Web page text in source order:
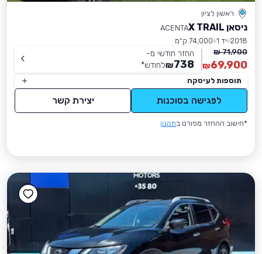
ראשון לציון
ניסאן X TRAIL
ACENTA
2018 יד 1
74,000 ק״מ
71,900 ₪
69,900
₪
החזר חודשי מ-
738
₪לחודש*
תוספות לעיסקה
לפגישה בסוכנות יצירת קשר
*חישוב ההחזר מפורט בתקנון